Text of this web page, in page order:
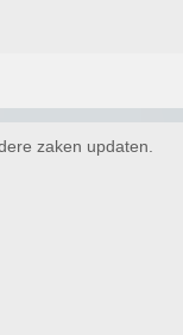
indicating that Microsoft
zaken updaten.